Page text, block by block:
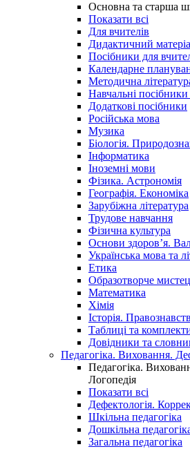
Основна та старша
Показати всі
Для вчителів
Дидактичний
Посібники для
Календарне
Методична
Навчальні
Додаткові посібники
Російська мова
Музика
Біологія.
Інформатика
Іноземні мови
Фізика. Астрономія
Географія. Економіка
Зарубіжна література
Трудове навчання
Фізична культура
Основи здоров’я.
Українська мова та
Етика
Образотворче
Математика
Хімія
Історія.
Таблиці та
Довідники та
Педагогіка. Виховання.
Педагогіка.
Логопедія
Показати всі
Дефектологія.
Шкільна педагогіка
Дошкільна
Загальна педагогіка